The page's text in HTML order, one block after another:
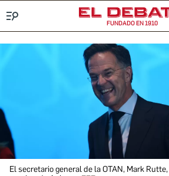
FUNDADO EN 1910
El secretario general de la OTAN, Mark